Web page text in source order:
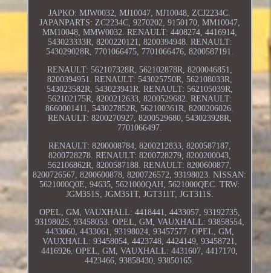
JAPKO: MJW0032, MJ10047, MJ10048, ZCJ2234C.
JAPANPARTS: ZC2234C, 9270202, 9150170, MM10047,
MM10048, MMW0032. RENAULT: 4408274, 4416914,
543023333R, 8200220121, 8200394948. RENAULT:
543029028R, 7701066475, 7701066476, 8200587191.
RENAULT: 562107328R, 562102878R, 8200046851,
8200394951. RENAULT: 543025750R, 562108033R,
543023582R, 543023941R. RENAULT: 562105039R,
562102175R, 8200212633, 8200529682. RENAULT:
8660001411, 543027852R, 562100361R, 8200206026.
RENAULT: 8200270927, 8200529680, 543023928R,
7701066497.
RENAULT: 8200008784, 8200212833, 8200587187,
8200728278. RENAULT: 8200728279, 8200200043,
562106862R, 8200587188. RENAULT: 8200600877,
8200726567, 8200600878, 8200726572, 93198023. NISSAN:
5621000Q0E, 94635, 5621000QAH, 5621000QEC. TRW:
JGM351S, JGM351T, JGT311T, JGT311S.
OPEL, GM, VAUXHALL: 4418441, 4433057, 93192735,
93198025, 93458053. OPEL, GM, VAUXHALL: 93858554,
4433060, 4433061, 93198024, 93457577. OPEL, GM,
VAUXHALL: 93458054, 4423748, 4424149, 93458721,
4416926. OPEL, GM, VAUXHALL: 4431607, 4417170,
4423466, 93858430, 93850165.